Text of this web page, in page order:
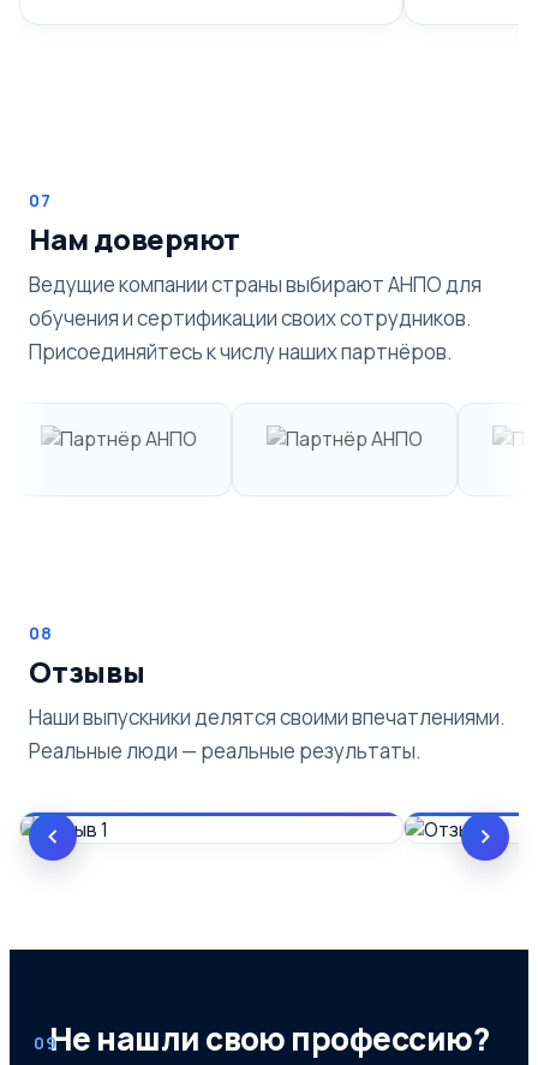
07
Нам доверяют
Ведущие компании страны выбирают АНПО для
обучения и сертификации своих сотрудников.
Присоединяйтесь к числу наших партнёров.
08
Отзывы
Наши выпускники делятся своими впечатлениями.
Реальные люди — реальные результаты.
09Не нашли свою профессию?